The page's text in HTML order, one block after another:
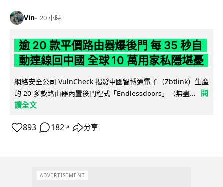
Vin 20 小時
逾 20 款平價路由器爆後門 每 35 秒自
動連線回中國 全球 10 萬用家私隱堪憂
網絡安全公司 VulnCheck 揭發中國智博通電子（Zbtlink）生產
的 20 多款路由器內置後門程式「Endlessdoors」（無盡...
閱
讀全文
893 182 ↗ 分享
ADVERTISEMENT